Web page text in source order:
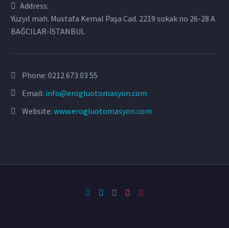
Address:
Yüzyıl mah. Mustafa Kemal Paşa Cad. 2219 sokak no 26-28 A
BAĞCILAR-İSTANBUL
Phone: 0212 673 03 55
Email: info@erogluotomasyon.com
Website: www.erogluotomasyon.com